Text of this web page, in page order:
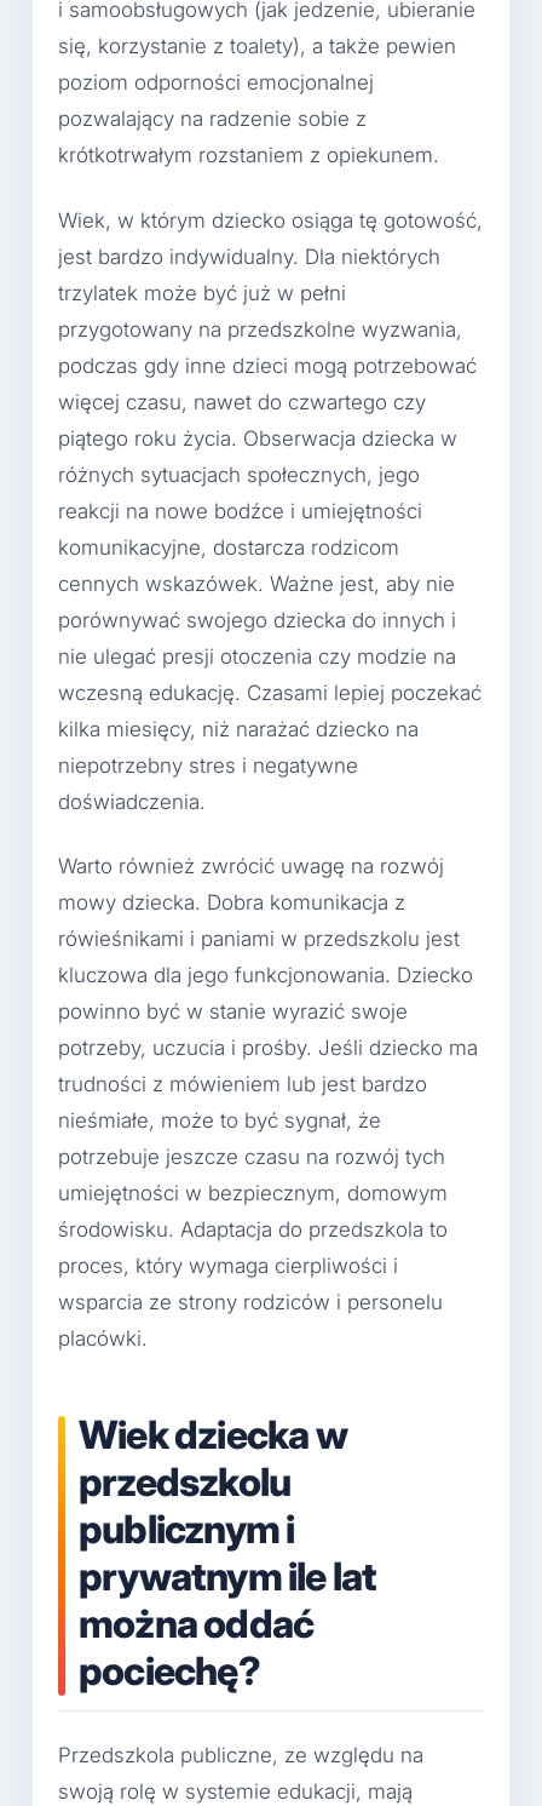
i samoobsługowych (jak jedzenie, ubieranie
się, korzystanie z toalety), a także pewien
poziom odporności emocjonalnej
pozwalający na radzenie sobie z
krótkotrwałym rozstaniem z opiekunem.
Wiek, w którym dziecko osiąga tę gotowość,
jest bardzo indywidualny. Dla niektórych
trzylatek może być już w pełni
przygotowany na przedszkolne wyzwania,
podczas gdy inne dzieci mogą potrzebować
więcej czasu, nawet do czwartego czy
piątego roku życia. Obserwacja dziecka w
różnych sytuacjach społecznych, jego
reakcji na nowe bodźce i umiejętności
komunikacyjne, dostarcza rodzicom
cennych wskazówek. Ważne jest, aby nie
porównywać swojego dziecka do innych i
nie ulegać presji otoczenia czy modzie na
wczesną edukację. Czasami lepiej poczekać
kilka miesięcy, niż narażać dziecko na
niepotrzebny stres i negatywne
doświadczenia.
Warto również zwrócić uwagę na rozwój
mowy dziecka. Dobra komunikacja z
rówieśnikami i paniami w przedszkolu jest
kluczowa dla jego funkcjonowania. Dziecko
powinno być w stanie wyrazić swoje
potrzeby, uczucia i prośby. Jeśli dziecko ma
trudności z mówieniem lub jest bardzo
nieśmiałe, może to być sygnał, że
potrzebuje jeszcze czasu na rozwój tych
umiejętności w bezpiecznym, domowym
środowisku. Adaptacja do przedszkola to
proces, który wymaga cierpliwości i
wsparcia ze strony rodziców i personelu
placówki.
Wiek dziecka w
przedszkolu
publicznym i
prywatnym ile lat
można oddać
pociechę?
Przedszkola publiczne, ze względu na
swoją rolę w systemie edukacji, mają